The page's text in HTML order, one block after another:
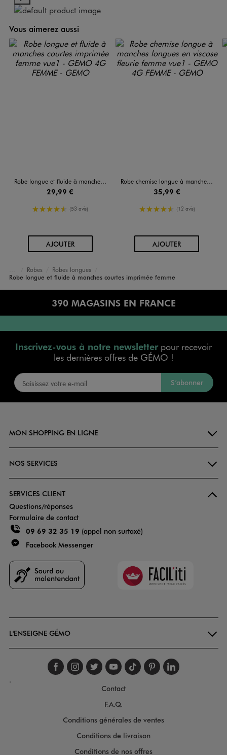
Vous aimerez aussi
Robe longue et fluide à manches courtes imprimée femme
29,99 €
4.5/5 de moyenne
(53 avis)
AJOUTERAU PANIER
Robe chemise longue à manches longues en viscose fleurie femme
35,99 €
4.5/5 de moyenne
(12 avis)
AJOUTERAU PANIER
Accueil
Femme
Vêtements
Robes
Robes longues
Robe longue et fluide à manches courtes imprimée femme
390 MAGASINS EN FRANCE
Inscrivez-vous à notre newsletterpour recevoir
les dernières offres de GÉMO !
S’abonner
MON SHOPPING EN LIGNE
NOS SERVICES
SERVICES CLIENT
Questions/réponses
Formulaire de contact
09 69 32 35 19 (appel non surtaxé)
Facebook Messenger
Faciliti
L'ENSEIGNE GÉMO
Suivez-nous sur
Suivez-nous sur
Suivez-nous sur
Suivez-nous
Suivez-nous
Suivez-
.
Contact
F.A.Q.
Conditions générales de ventes
Conditions de livraison
Conditions de nos offres